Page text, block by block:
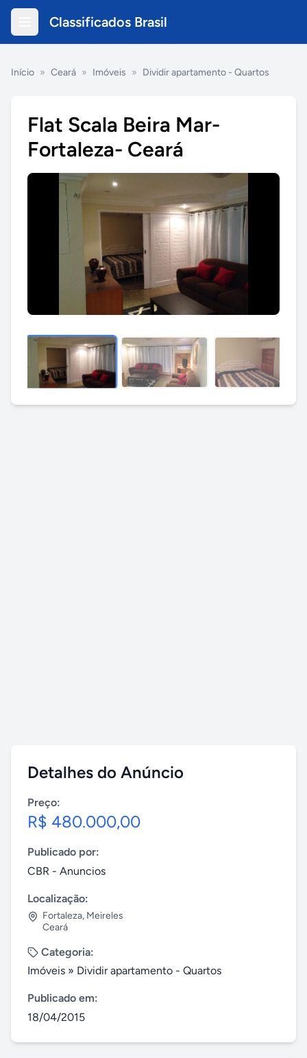
Classificados Brasil
Início » Ceará » Imóveis » Dividir apartamento - Quartos
Flat Scala Beira Mar-
Fortaleza- Ceará
Detalhes do Anúncio
Preço:
R$ 480.000,00
Publicado por:
CBR - Anuncios
Localização:
Fortaleza, Meireles
Ceará
Categoria:
Imóveis » Dividir apartamento - Quartos
Publicado em:
18/04/2015